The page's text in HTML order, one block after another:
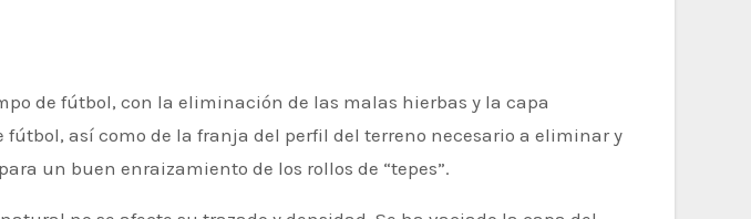
de fútbol, con la eliminación de las malas hierbas y la capa
así como de la franja del perfil del terreno necesario a eliminar y
un buen enraizamiento de los rollos de “tepes”.